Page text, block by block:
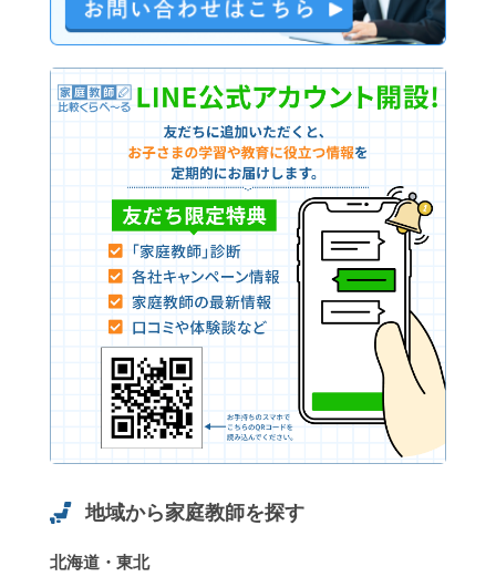
地域から家庭教師を探す
北海道・東北